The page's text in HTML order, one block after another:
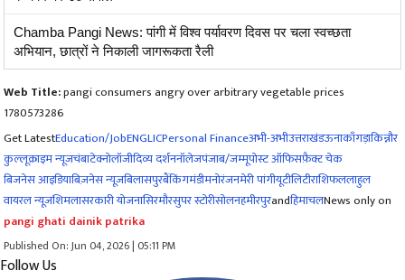
Chamba Pangi News: पांगी में विश्व पर्यावरण दिवस पर चला स्वच्छता
अभियान, छात्रों ने निकाली जागरूकता रैली
Web Title:pangi consumers angry over arbitrary vegetable prices
1780573286
Get LatestEducation/JobENGLICPersonal Financeअभी-अभीउत्तराखंडऊनाकाँगड़ाकिन्नौर
कुल्लूक्राइम न्यूजचंबाटेक्नोलॉजीदिव्य दर्शननॉलेजपंजाब/जम्मूपोस्ट ऑफिसफ़ैक्ट चेक
बिजनेस आइडियाबिज़नेस न्यूज़बिलासपुरबैंकिंगमंडीमनोरंजनमेरी पांगीयूटीलिटीराशिफललाहुल
वायरल न्यूज़शिमलासरकारी योजनासिरमौरसुपर स्टोरीसोलनहमीरपुरandहिमाचलNews only on
pangi ghati dainik patrika
Published On: Jun 04, 2026 | 05:11 PM
Follow Us